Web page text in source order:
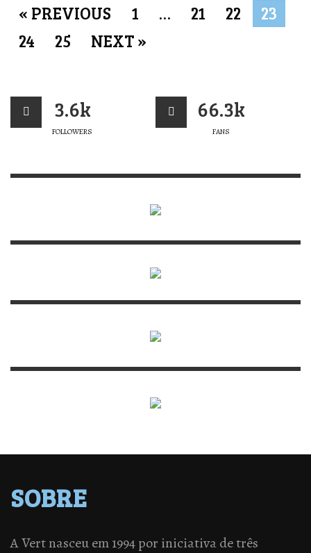
« PREVIOUS 1 … 21 22
23
24
25 NEXT »
3.6k
FOLLOWERS
66.3k
FANS
SOBRE
A Vert nasceu em 1994 por iniciativa de três